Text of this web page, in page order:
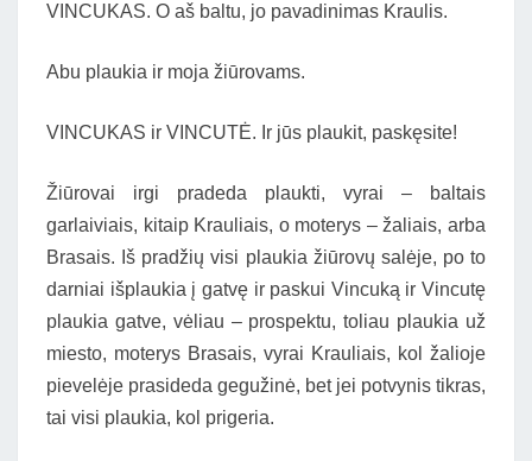
VINCUKAS. O aš baltu, jo pavadinimas Kraulis.
Abu plaukia ir moja žiūrovams.
VINCUKAS ir VINCUTĖ. Ir jūs plaukit, paskęsite!
Žiūrovai irgi pradeda plaukti, vyrai – baltais
garlaiviais, kitaip Krauliais, o moterys – žaliais, arba
Brasais. Iš pradžių visi plaukia žiūrovų salėje, po to
darniai išplaukia į gatvę ir paskui Vincuką ir Vincutę
plaukia gatve, vėliau – prospektu, toliau plaukia už
miesto, moterys Brasais, vyrai Krauliais, kol žalioje
pievelėje prasideda gegužinė, bet jei potvynis tikras,
tai visi plaukia, kol prigeria.